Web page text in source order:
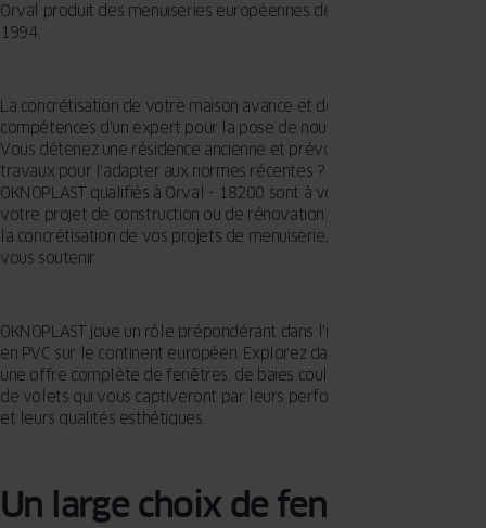
Orval produit des menuiseries européennes de premier choix depuis
1994.
La concrétisation de votre maison avance et demande les
compétences d'un expert pour la pose de nouvelles fenêtres ?
Vous détenez une résidence ancienne et prévoyez de réaliser des
travaux pour l'adapter aux normes récentes ? Les professionnels
OKNOPLAST qualifiés à Orval - 18200 sont à votre service pour
votre projet de construction ou de rénovation. Du premier échange à
la concrétisation de vos projets de menuiserie, ils sont présents pour
vous soutenir.
OKNOPLAST joue un rôle prépondérant dans l'industrie des fenêtres
en PVC sur le continent européen. Explorez dans notre collection
une offre complète de fenêtres, de baies coulissantes, de portes et
de volets qui vous captiveront par leurs performances techniques
et leurs qualités esthétiques.
Un large choix de fenêtres